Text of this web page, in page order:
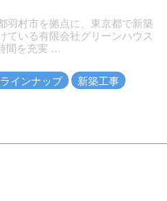
羽村市を拠点に、東京都で新築
ている有限会社グリーンハウス
間を充実 …
インナップ 新築工事